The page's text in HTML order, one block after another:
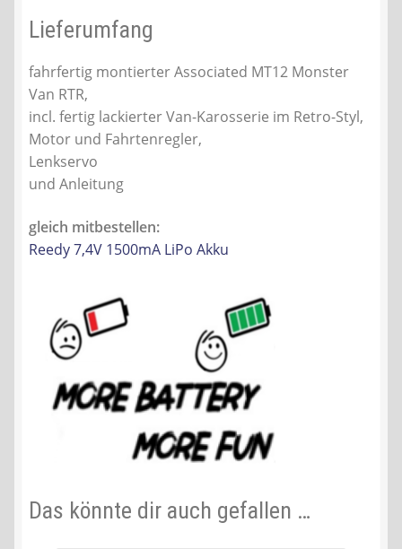
Lieferumfang
fahrfertig montierter Associated MT12 Monster
Van RTR,
incl. fertig lackierter Van-Karosserie im Retro-Styl,
Motor und Fahrtenregler,
Lenkservo
und Anleitung
gleich mitbestellen:
Reedy 7,4V 1500mA LiPo Akku
Das könnte dir auch gefallen …